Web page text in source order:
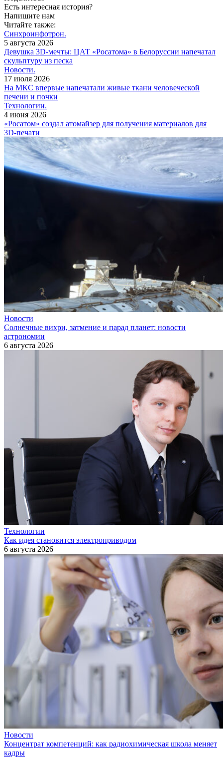
Есть интересная история?
Напишите нам
Читайте также:
Синхроинфотрон.
5 августа 2026
Девушка 3D-мечты: ЦАТ «Росатома» в Белоруссии напечатал
скульптуру из песка
Новости.
17 июля 2026
На МКС впервые напечатали живые ткани человеческой
печени и почки
Технологии.
4 июня 2026
«Росатом» создал атомайзер для получения материалов для
3D-печати
Новости
Солнечные вихри, затмение и парад планет: новости
астрономии
6 августа 2026
Технологии
Как идея становится электроприводом
6 августа 2026
Новости
Концентрат компетенций: как радиохимическая школа меняет
кадры